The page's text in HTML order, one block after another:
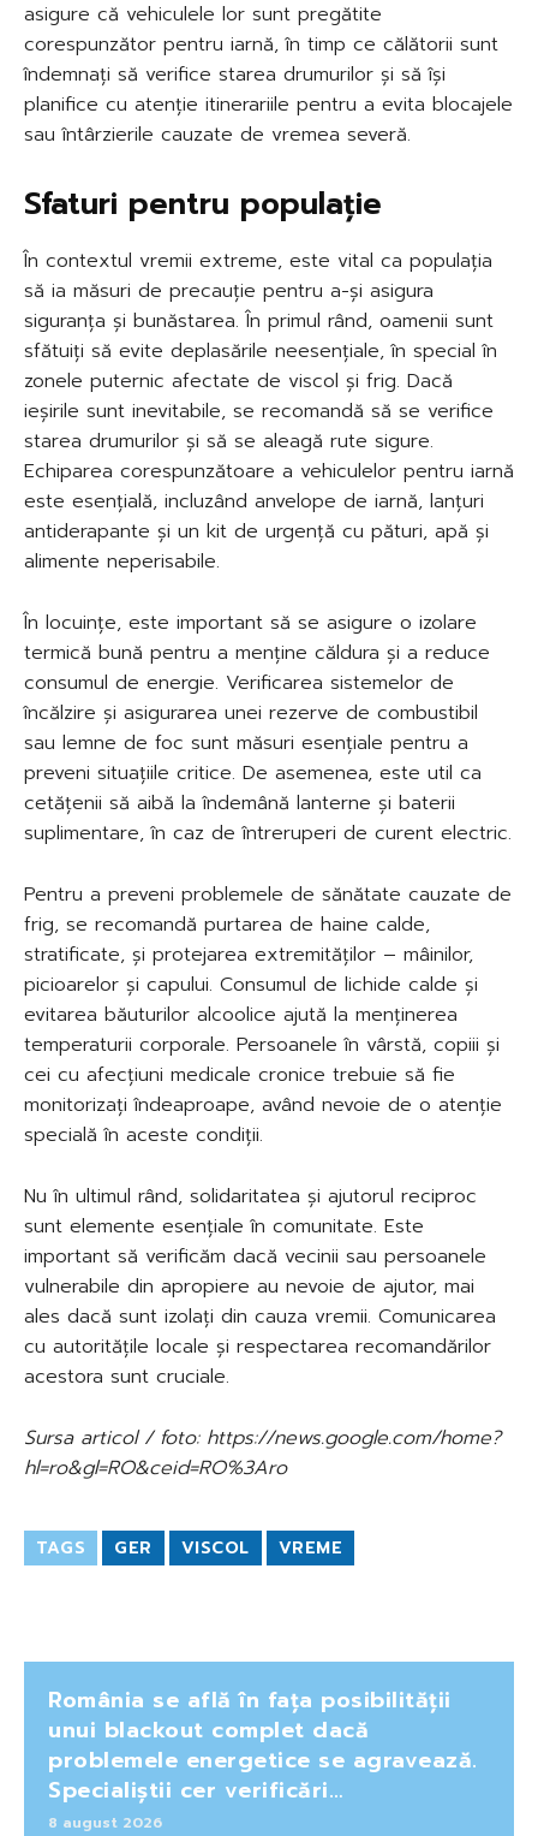
asigure că vehiculele lor sunt pregătite
corespunzător pentru iarnă, în timp ce călătorii sunt
îndemnați să verifice starea drumurilor și să își
planifice cu atenție itinerariile pentru a evita blocajele
sau întârzierile cauzate de vremea severă.
Sfaturi pentru populație
În contextul vremii extreme, este vital ca populația
să ia măsuri de precauție pentru a-și asigura
siguranța și bunăstarea. În primul rând, oamenii sunt
sfătuiți să evite deplasările neesențiale, în special în
zonele puternic afectate de viscol și frig. Dacă
ieșirile sunt inevitabile, se recomandă să se verifice
starea drumurilor și să se aleagă rute sigure.
Echiparea corespunzătoare a vehiculelor pentru iarnă
este esențială, incluzând anvelope de iarnă, lanțuri
antiderapante și un kit de urgență cu pături, apă și
alimente neperisabile.
În locuințe, este important să se asigure o izolare
termică bună pentru a menține căldura și a reduce
consumul de energie. Verificarea sistemelor de
încălzire și asigurarea unei rezerve de combustibil
sau lemne de foc sunt măsuri esențiale pentru a
preveni situațiile critice. De asemenea, este util ca
cetățenii să aibă la îndemână lanterne și baterii
suplimentare, în caz de întreruperi de curent electric.
Pentru a preveni problemele de sănătate cauzate de
frig, se recomandă purtarea de haine calde,
stratificate, și protejarea extremităților – mâinilor,
picioarelor și capului. Consumul de lichide calde și
evitarea băuturilor alcoolice ajută la menținerea
temperaturii corporale. Persoanele în vârstă, copiii și
cei cu afecțiuni medicale cronice trebuie să fie
monitorizați îndeaproape, având nevoie de o atenție
specială în aceste condiții.
Nu în ultimul rând, solidaritatea și ajutorul reciproc
sunt elemente esențiale în comunitate. Este
important să verificăm dacă vecinii sau persoanele
vulnerabile din apropiere au nevoie de ajutor, mai
ales dacă sunt izolați din cauza vremii. Comunicarea
cu autoritățile locale și respectarea recomandărilor
acestora sunt cruciale.
Sursa articol / foto: https://news.google.com/home?
hl=ro&gl=RO&ceid=RO%3Aro
TAGS GER VISCOL VREME
România se află în fața posibilității
unui blackout complet dacă
problemele energetice se agravează.
Specialiștii cer verificări…
8 august 2026